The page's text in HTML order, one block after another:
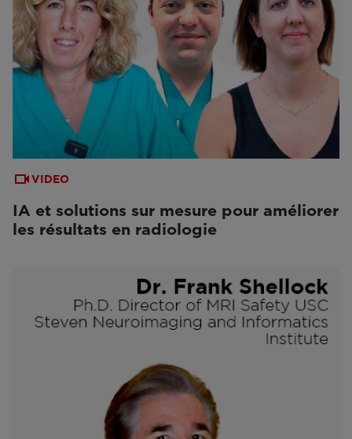
VIDEO
IA et solutions sur mesure pour améliorer
les résultats en radiologie